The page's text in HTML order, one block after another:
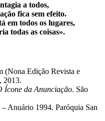
a todos,
fica sem efeito.
em todos os lugares,
todas as coisas».
(Nona Edição Revista e
2013.
Ícone da Anunciação. São
– Anuário 1994. Paróquia San